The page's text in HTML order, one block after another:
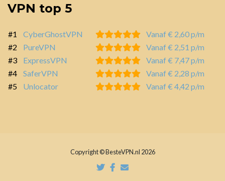
VPN top 5
#1 CyberGhostVPN
Vanaf € 2,60 p/m
#2
PureVPN
Vanaf € 2,51 p/m
#3
ExpressVPN
Vanaf € 7,47 p/m
#4
SaferVPN
Vanaf € 2,28 p/m
#5
Unlocator Vanaf € 4,42 p/m
Copyright © BesteVPN.nl 2026